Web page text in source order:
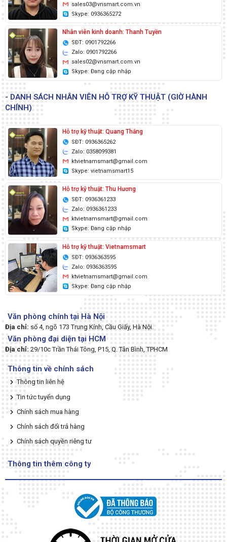
sales03@vnsmart.com.vn
Skype: 0936365272
Nhân viên kinh doanh: Thanh Tuyền
SĐT: 0901792266
Zalo: 0901792266
sales02@vnsmart.com.vn
Skype: Đang cập nhập
- DANH SÁCH NHÂN VIÊN HỖ TRỢ KỸ THUẬT (GIỜ HÀNH
CHÍNH)
Hỗ trợ kỹ thuật: Quang Thắng
SĐT: 0936365262
Zalo: 0358099381
ktvietnamsmart@gmail.com
Skype: vietnamsmart15
Hỗ trợ kỹ thuật: Thu Hương
SĐT: 0936361233
Zalo: 0936361233
ktvietnamsmart@gmail.com
Skype: Đang cập nhập
Hỗ trợ kỹ thuật: Vietnamsmart
SĐT: 0936363595
Zalo: 0936363595
ktvietnamsmart@gmail.com
Skype: Đang cập nhập
Văn phòng chính tại Hà Nội
Địa chỉ: số 4, ngõ 173 Trung Kính, Cầu Giấy, Hà Nội.
Văn phòng đại diện tại HCM
Địa chỉ: 29/10c Trần Thái Tông, P15, Q. Tân Bình, TPHCM
Thông tin về chính sách
Thông tin liên hệ
Tin tức tuyển dụng
Chính sách mua hàng
Chính sách đổi trả hàng
Chính sách quyền riêng tư
Thông tin thêm công ty